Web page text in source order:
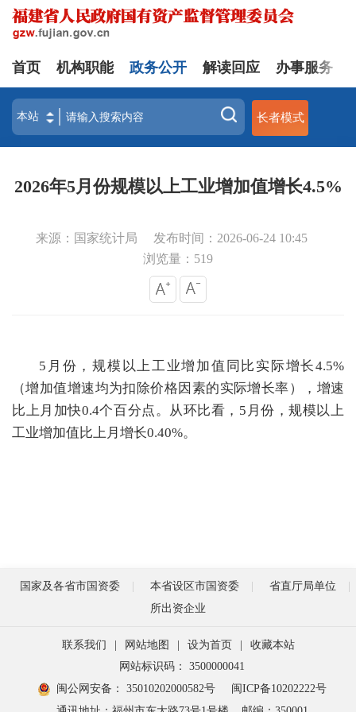
首页 机构职能 政务公开 解读回应 办事服务
长者模式
2026年5月份规模以上工业增加值增长4.5%
来源：国家统计局
发布时间：2026-06-24 10:45
浏览量： 519
5月份，规模以上工业增加值同比实际增长4.5%
（增加值增速均为扣除价格因素的实际增长率），增速
比上月加快0.4个百分点。从环比看，5月份，规模以上
工业增加值比上月增长0.40%。
国家及各省市国资委 本省设区市国资委
省直厅局单位
所出资企业
联系我们 网站地图 设为首页
收藏本站
网站标识码： 3500000041
闽公网安备： 35010202000582号
闽ICP备10202222号